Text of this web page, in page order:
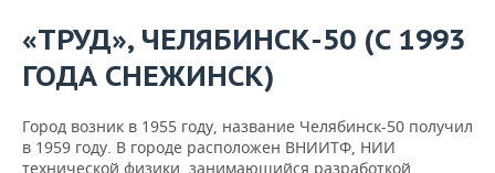
«ТРУД», ЧЕЛЯБИНСК-50 (С 1993
ГОДА СНЕЖИНСК)
Город возник в 1955 году, название Челябинск-50 получил
в 1959 году. В городе расположен ВНИИТФ, НИИ
технической физики, занимающийся разработкой